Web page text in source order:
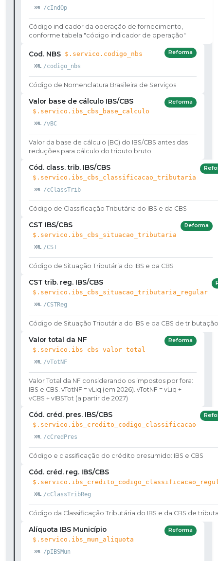
/cIndOp
Código indicador da operação de fornecimento,
conforme tabela "código indicador de operação"
Cod. NBS $.servico.codigo_nbs
/codigo_nbs
Reforma
Código de Nomenclatura Brasileira de Serviços
Valor base de cálculo IBS/CBS
$.servico.ibs_cbs_base_calculo
/vBC
Reforma
Valor da base de cálculo (BC) do IBS/CBS antes das
reduções para cálculo do tributo bruto
Cód. class. trib. IBS/CBS
$.servico.ibs_cbs_classificacao_tributaria
/cClassTrib
Código de Classificação Tributária do IBS e da CBS
CST IBS/CBS
$.servico.ibs_cbs_situacao_tributaria
/CST
Reforma
Código de Situação Tributária do IBS e da CBS
CST trib. reg. IBS/CBS
$.servico.ibs_cbs_situacao_tributaria_regular
/CSTReg
Código de Situação Tributária do IBS e da CBS de
Valor total da NF
$.servico.ibs_cbs_valor_total
/vTotNF
Reforma
Valor Total da NF considerando os impostos por fora:
IBS e CBS. vTotNF = vLiq (em 2026). vTotNF = vLiq +
vCBS + vIBSTot (a partir de 2027)
Cód. créd. pres. IBS/CBS
$.servico.ibs_credito_codigo_classificacao
/cCredPres
Código e classificação do crédito presumido: IBS e CBS
Cód. créd. reg. IBS/CBS
/cClassTribReg
Código da Classificação Tributária do IBS e da CBS de
Alíquota IBS Município
$.servico.ibs_mun_aliquota
/pIBSMun
Reforma